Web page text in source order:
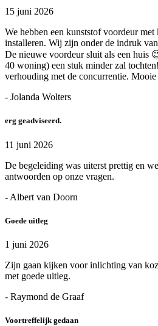
15 juni 2026
We hebben een kunststof voordeur
installeren. Wij zijn onder de indruk
De nieuwe voordeur sluit als een huis
40 woning) een stuk minder zal
verhouding met de concurrentie.
- Jolanda Wolters
erg geadviseerd.
11 juni 2026
De begeleiding was uiterst prettig en
antwoorden op onze vragen.
- Albert van Doorn
Goede uitleg
1 juni 2026
Zijn gaan kijken voor inlichting van
met goede uitleg.
- Raymond de Graaf
Voortreffelijk gedaan